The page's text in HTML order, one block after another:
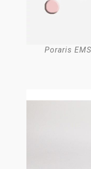
Poraris